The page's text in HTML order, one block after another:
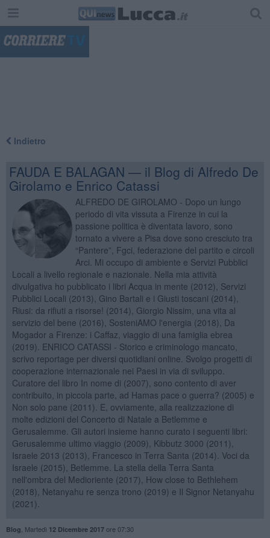
Indietro
FAUDA E BALAGAN — il Blog di Alfredo De
Girolamo e Enrico Catassi
ALFREDO DE GIROLAMO - Dopo un lungo
periodo di vita vissuta a Firenze in cui la
passione politica è diventata lavoro, sono
tornato a vivere a Pisa dove sono cresciuto tra
“Pantere”, Fgci, federazione del partito e circoli
Arci. Mi occupo di ambiente e Servizi Pubblici
Locali a livello regionale e nazionale. Nella mia attività
divulgativa ho pubblicato i libri Acqua in mente (2012), Servizi
Pubblici Locali (2013), Gino Bartali e i Giusti toscani (2014),
Riusi: da rifiuti a risorse! (2014), Giorgio Nissim, una vita al
servizio del bene (2016), SosteniAMO l'energia (2018), Da
Mogador a Firenze: i Caffaz, viaggio di una famiglia ebrea
(2019). ENRICO CATASSI - Storico e criminologo mancato,
scrivo reportage per diversi quotidiani online. Svolgo progetti di
cooperazione internazionale nei Paesi in via di sviluppo.
Curatore del libro In nome di (2007), sono contento di aver
contribuito, in piccola parte, ad Hamas pace o guerra? (2005) e
Non solo pane (2011). E, ovviamente, alla realizzazione di
molte edizioni del Concerto di Natale a Betlemme e
Gerusalemme. Gli autori insieme hanno curato i seguenti libri:
Gerusalemme ultimo viaggio (2009), Kibbutz 3000 (2011),
Israele 2013 (2013), Francesco in Terra Santa (2014). Voci da
Israele (2015), Betlemme. La stella della Terra Santa
nell'ombra del Medioriente (2017), How close to Bethlehem
(2018), Netanyahu re senza trono (2019) e Il Signor Netanyahu
(2021).
Blog Martedì 12 Dicembre 2017ore 07:30